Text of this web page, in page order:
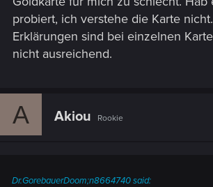
probiert, ich verstehe die Karte
Erklärungen sind bei einzelnen
nicht ausreichend.
A Akiou Rookie
Dr.GorebauerDoom;n8664740 said: